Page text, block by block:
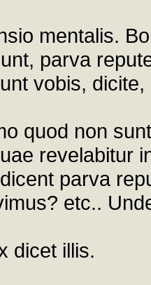
mentalis.
parva
vobis,
quod non
revelabitur
parva
etc..
dicet illis.